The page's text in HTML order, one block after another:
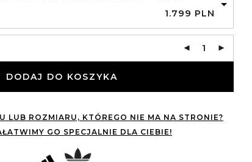
1.799 PLN
DODAJ DO KOSZYKA
LUB ROZMIARU, KTÓREGO NIE MA NA STRONIE?
GO SPECJALNIE DLA CIEBIE!